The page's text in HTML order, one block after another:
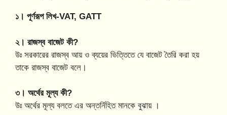
১। পূর্ণরূপ লিখ-VAT, GATT
২। রাজস্ব বাজেট কী?
উঃ সরকারের রাজস্ব আয় ও ব্যয়ের ভিত্তিতে যে বাজেট তৈরি করা হয়
তাকে রাজস্ব বাজেট বলে।
৩। অর্থের মূল্য কী?
উঃ অর্থের মূল্য বলতে এর অন্তর্নিহিত মানকে বুঝায় ।